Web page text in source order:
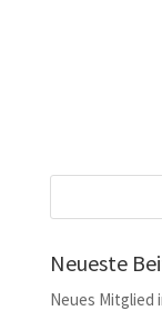
Neueste
Neues Mitglied